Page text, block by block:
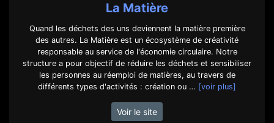
La Matière
Quand les déchets des uns deviennent la matière première
des autres. La Matière est un écosystème de créativité
responsable au service de l'économie circulaire. Notre
structure a pour objectif de réduire les déchets et sensibiliser
les personnes au réemploi de matières, au travers de
différents types d'activités : création ou … [voir plus]
Voir le site